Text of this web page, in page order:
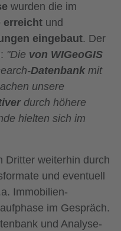
wurden die im
erreicht und
eingebaut. Der
"Die von WIGeoGIS
Datenbank mit
unsere
durch höhere
hielten sich im
Dritter weiterhin durch
und eventuell
Immobilien-
im Gespräch.
und Analyse-